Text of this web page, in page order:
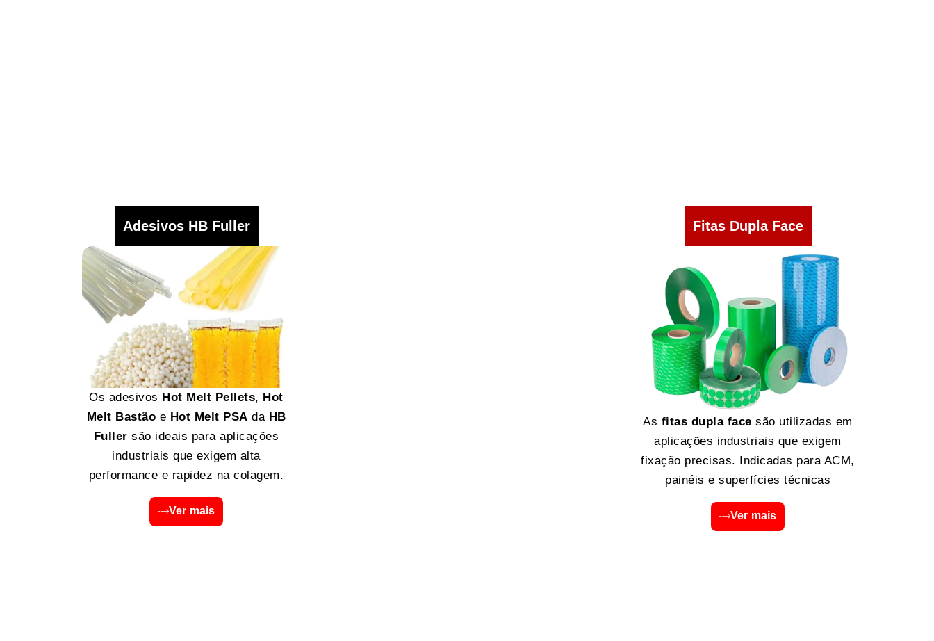
Adesivos HB Fuller
Os adesivos Hot Melt Pellets, Hot
Melt Bastão e Hot Melt PSA da HB
Fuller são ideais para aplicações
industriais que exigem alta
performance e rapidez na colagem.
Ver mais
Fitas Dupla Face
As fitas dupla face são utilizadas em
aplicações industriais que exigem
fixação precisas. Indicadas para ACM,
painéis e superfícies técnicas
Ver mais